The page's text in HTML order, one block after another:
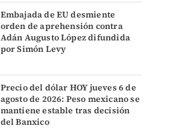
Embajada de EU desmiente
orden de aprehensión contra
Adán Augusto López difundida
por Simón Levy
Precio del dólar HOY jueves 6 de
agosto de 2026: Peso mexicano se
mantiene estable tras decisión
del Banxico